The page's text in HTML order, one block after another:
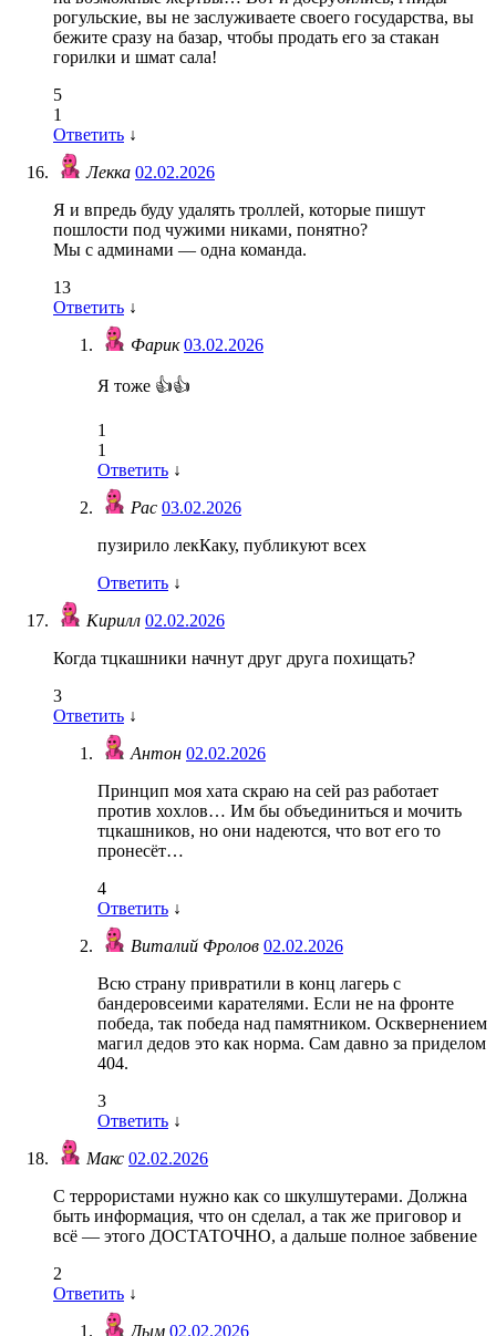
рогульские, вы не заслуживаете своего государства, вы
бежите сразу на базар, чтобы продать его за стакан
горилки и шмат сала!
5
1
Ответить ↓
Лекка 02.02.2026
Я и впредь буду удалять троллей, которые пишут
пошлости под чужими никами, понятно?
Мы с админами — одна команда.
13
Ответить ↓
Фарик03.02.2026
Я тоже 👍👍
1
1
Ответить ↓
Рас 03.02.2026
пузирило лекКаку, публикуют всех
Ответить ↓
Кирилл 02.02.2026
Когда тцкашники начнут друг друга похищать?
3
Ответить ↓
Антон 02.02.2026
Принцип моя хата скраю на сей раз работает
против хохлов… Им бы объединиться и мочить
тцкашников, но они надеются, что вот его то
пронесëт…
4
Ответить ↓
Виталий Фролов 02.02.2026
Всю страну привратили в конц лагерь с
бандеровсеими карателями. Если не на фронте
победа, так победа над памятником. Осквернением
магил дедов это как норма. Сам давно за приделом
404.
3
Ответить ↓
Макс 02.02.2026
С террористами нужно как со шкулшутерами. Должна
быть информация, что он сделал, а так же приговор и
всё — этого ДОСТАТОЧНО, а дальше полное забвение
2
Ответить ↓
Дым 02.02.2026